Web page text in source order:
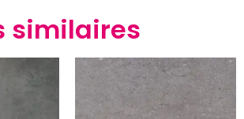
similaires